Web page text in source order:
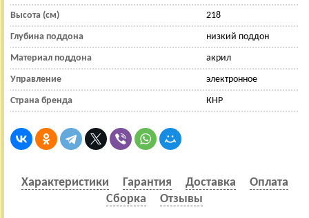
Высота (см) 218
Глубина поддона низкий поддон
Материал поддона акрил
Управление электронное
Страна бренда КНР
Характеристики Гарантия Доставка
Оплата
Сборка
Отзывы